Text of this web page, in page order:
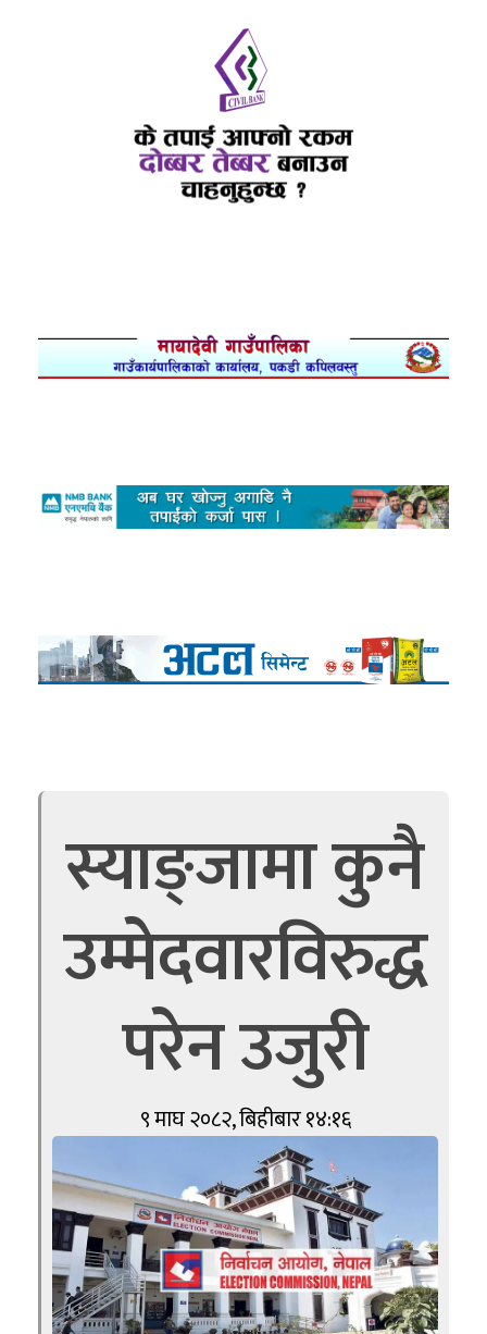
स्याङ्जामा कुनै
उम्मेदवारविरुद्ध
परेन उजुरी
९ माघ २०८२, बिहीबार १४:१६